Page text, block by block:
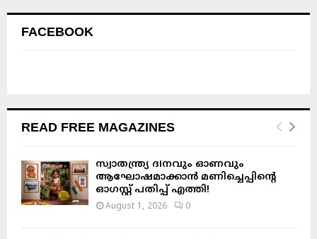
FACEBOOK
READ FREE MAGAZINES
സ്വാതന്ത്ര്യ ദിനവും ഓണവും
ആഘോഷമാക്കാൻ മണിച്ചെപ്പിന്റെ
ഓഗസ്റ്റ് പതിപ്പ് എത്തി!
August 1, 2026 0